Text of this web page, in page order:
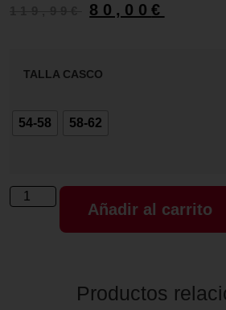
80,00€
TALLA CASCO
54-58 58-62
Añadir al carrito
Productos